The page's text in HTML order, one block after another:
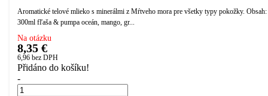
Aromatické telové mlieko s minerálmi z Mŕtveho mora pre všetky typy pokožky. Obsah:
300ml fľaša & pumpa oceán, mango, gr...
Na otázku
8,35 €
6,96 bez DPH
Přidáno do košíku!
-